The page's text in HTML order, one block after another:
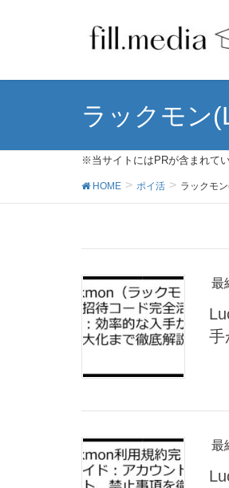
ラックモン
※当サイトにはPRが含まれてい
HOME ポイ活 ラックモ
最
手
最